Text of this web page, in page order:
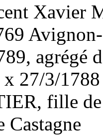
Xavier
agrégé
x 27/3/
fille de
Castagne